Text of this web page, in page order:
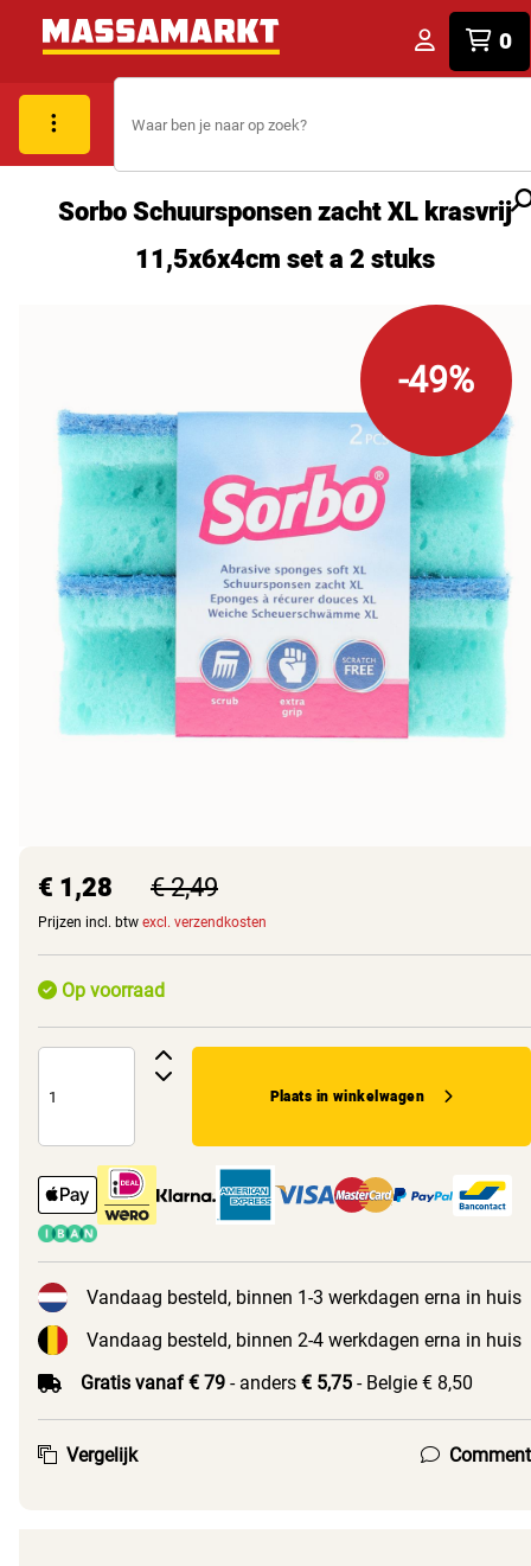
0
Sorbo Schuursponsen zacht XL krasvrij
11,5x6x4cm set a 2 stuks
-49%
€ 1,28 € 2,49
Prijzen incl. btw excl. verzendkosten
Op voorraad
Plaats in winkelwagen
Vandaag besteld, binnen 1-3 werkdagen erna in huis
Vandaag besteld, binnen 2-4 werkdagen erna in huis
Gratis vanaf € 79 - anders € 5,75 - Belgie € 8,50
Vergelijk Comment